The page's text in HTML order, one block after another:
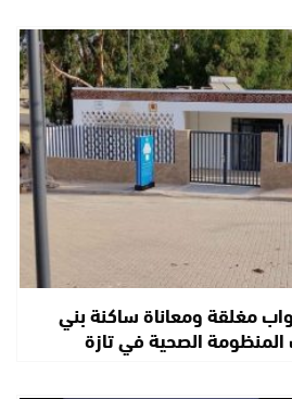
مغلقة ومعاناة ساكنة بني
الصحية في تازة